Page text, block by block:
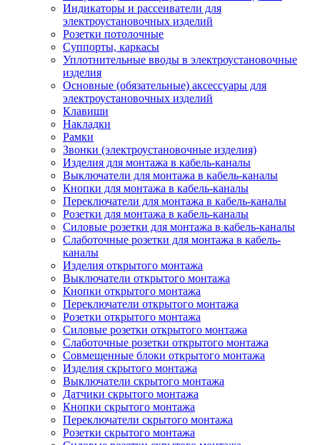
Индикаторы и рассеиватели для
электроустановочных изделий
Розетки потолочные
Суппорты, каркасы
Уплотнительные вводы в электроустановочные
изделия
Основные (обязательные) аксессуары для
электроустановочных изделий
Клавиши
Накладки
Рамки
Звонки (электроустановочные изделия)
Изделия для монтажа в кабель-каналы
Выключатели для монтажа в кабель-каналы
Кнопки для монтажа в кабель-каналы
Переключатели для монтажа в кабель-каналы
Розетки для монтажа в кабель-каналы
Силовые розетки для монтажа в кабель-каналы
Слаботочные розетки для монтажа в кабель-
каналы
Изделия открытого монтажа
Выключатели открытого монтажа
Кнопки открытого монтажа
Переключатели открытого монтажа
Розетки открытого монтажа
Силовые розетки открытого монтажа
Слаботочные розетки открытого монтажа
Совмещенные блоки открытого монтажа
Изделия скрытого монтажа
Выключатели скрытого монтажа
Датчики скрытого монтажа
Кнопки скрытого монтажа
Переключатели скрытого монтажа
Розетки скрытого монтажа